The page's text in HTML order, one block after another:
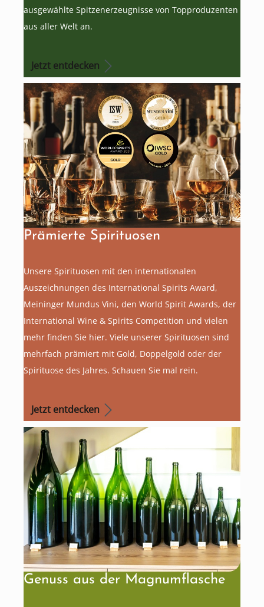
ausgewählte Spitzenerzeugnisse von Topproduzenten
aus aller Welt an.
Jetzt entdecken
Prämierte Spirituosen
Unsere Spirituosen mit den internationalen
Auszeichnungen des International Spirits Award,
Meininger Mundus Vini, den World Spirit Awards, der
International Wine & Spirits Competition und vielen
mehr finden Sie hier. Viele unserer Spirituosen sind
mehrfach prämiert mit Gold, Doppelgold oder der
Spirituose des Jahres. Schauen Sie mal rein.
Jetzt entdecken
Genuss aus der Magnumflasche